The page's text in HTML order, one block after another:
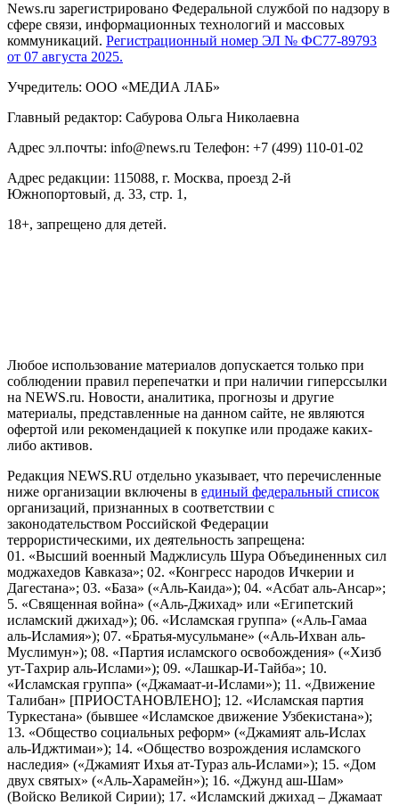
News.ru зарегистрировано Федеральной службой по надзору в
сфере связи, информационных технологий и массовых
коммуникаций. Регистрационный номер ЭЛ № ФС77-89793
от 07 августа 2025.
Учредитель: ООО «МЕДИА ЛАБ»
Главный редактор: Сабурова Ольга Николаевна
Адрес эл.почты: info@news.ru Телефон: +7 (499) 110-01-02
Адрес редакции: 115088, г. Москва, проезд 2-й
Южнопортовый, д. 33, стр. 1,
18+, запрещено для детей.
Любое использование материалов допускается только при
соблюдении правил перепечатки и при наличии гиперссылки
на NEWS.ru. Новости, аналитика, прогнозы и другие
материалы, представленные на данном сайте, не являются
офертой или рекомендацией к покупке или продаже каких-
либо активов.
Редакция NEWS.RU отдельно указывает, что перечисленные
ниже организации включены в единый федеральный список
организаций, признанных в соответствии с
законодательством Российской Федерации
террористическими, их деятельность запрещена:
01. «Высший военный Маджлисуль Шура Объединенных сил
моджахедов Кавказа»; 02. «Конгресс народов Ичкерии и
Дагестана»; 03. «База» («Аль-Каида»); 04. «Асбат аль-Ансар»;
5. «Священная война» («Аль-Джихад» или «Египетский
исламский джихад»); 06. «Исламская группа» («Аль-Гамаа
аль-Исламия»); 07. «Братья-мусульмане» («Аль-Ихван аль-
Муслимун»); 08. «Партия исламского освобождения» («Хизб
ут-Тахрир аль-Ислами»); 09. «Лашкар-И-Тайба»; 10.
«Исламская группа» («Джамаат-и-Ислами»); 11. «Движение
Талибан» [ПРИОСТАНОВЛЕНО]; 12. «Исламская партия
Туркестана» (бывшее «Исламское движение Узбекистана»);
13. «Общество социальных реформ» («Джамият аль-Ислах
аль-Иджтимаи»); 14. «Общество возрождения исламского
наследия» («Джамият Ихья ат-Тураз аль-Ислами»); 15. «Дом
двух святых» («Аль-Харамейн»); 16. «Джунд аш-Шам»
(Войско Великой Сирии); 17. «Исламский джихад – Джамаат